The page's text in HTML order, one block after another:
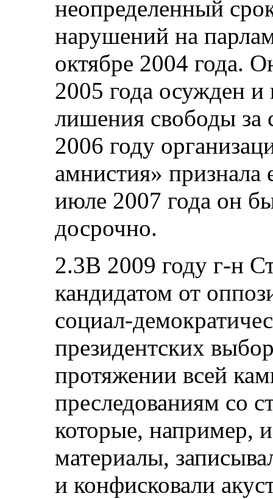
неопределенный
нарушений на
октябре 2004 года.
2005 года осужден и
лишения свободы за
2006 году
амнистия» признала
июле 2007 года он
досрочно.
2.3В 2009 году г-н
кандидатом от
социал-
президентских
протяжении всей
преследованиям со
которые, например,
материалы,
и конфисковали